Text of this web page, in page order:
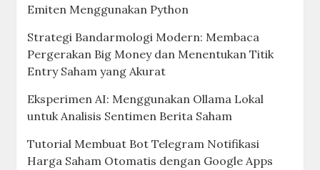
Emiten Menggunakan Python
Strategi Bandarmologi Modern: Membaca
Pergerakan Big Money dan Menentukan Titik
Entry Saham yang Akurat
Eksperimen AI: Menggunakan Ollama Lokal
untuk Analisis Sentimen Berita Saham
Tutorial Membuat Bot Telegram Notifikasi
Harga Saham Otomatis dengan Google Apps